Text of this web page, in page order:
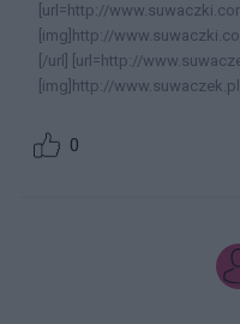
[url=http://
[img]http://
[/url] [url=http://
[img]http://
0